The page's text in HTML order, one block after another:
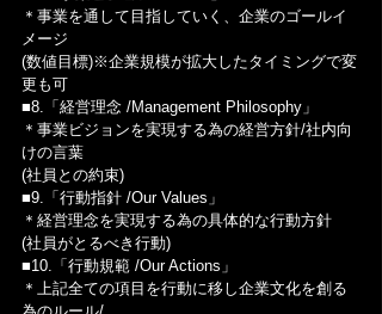
＊事業を通して目指していく、企業のゴールイ
メージ
(数値目標)※企業規模が拡大したタイミングで変
更も可
■8.「経営理念 /Management Philosophy」
＊事業ビジョンを実現する為の経営方針/社内向
けの言葉
(社員との約束)
■9.「行動指針 /Our Values」
＊経営理念を実現する為の具体的な行動方針
(社員がとるべき行動)
■10.「行動規範 /Our Actions」
＊上記全ての項目を行動に移し企業文化を創る